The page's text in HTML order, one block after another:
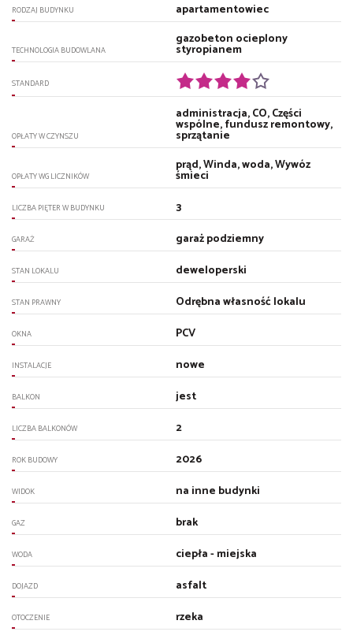
RODZAJ BUDYNKU apartamentowiec
TECHNOLOGIA BUDOWLANA
gazobeton ocieplony
styropianem
STANDARD
OPŁATY W CZYNSZU
administracja, CO, Części
wspólne, fundusz remontowy,
sprzątanie
OPŁATY WG LICZNIKÓW
prąd, Winda, woda, Wywóz
śmieci
LICZBA PIĘTER W BUDYNKU 3
GARAŻ garaż podziemny
STAN LOKALU deweloperski
STAN PRAWNY Odrębna własność lokalu
OKNA PCV
INSTALACJE nowe
BALKON jest
LICZBA BALKONÓW 2
ROK BUDOWY 2026
WIDOK na inne budynki
GAZ brak
WODA ciepła - miejska
DOJAZD asfalt
OTOCZENIE rzeka